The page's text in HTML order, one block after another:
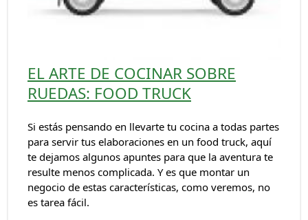
EL ARTE DE COCINAR SOBRE
RUEDAS: FOOD TRUCK
Si estás pensando en llevarte tu cocina a todas partes
para servir tus elaboraciones en un food truck, aquí
te dejamos algunos apuntes para que la aventura te
resulte menos complicada. Y es que montar un
negocio de estas características, como veremos, no
es tarea fácil.